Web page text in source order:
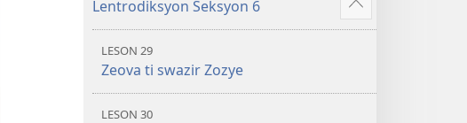
Lentrodiksyon Seksyon 6
Show
more
LESON 29
Zeova ti swazir Zozye
LESON 30